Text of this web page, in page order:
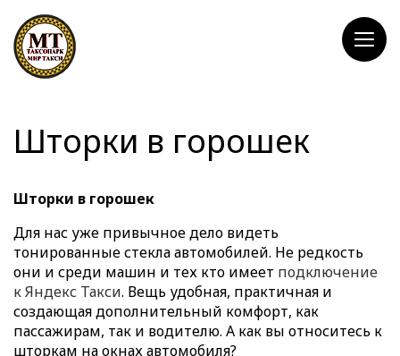
Шторки в горошек
Шторки в горошек
Для нас уже привычное дело видеть
тонированные стекла автомобилей. Не редкость
они и среди машин и тех кто имеет подключение
к Яндекс Такси. Вещь удобная, практичная и
создающая дополнительный комфорт, как
пассажирам, так и водителю. А как вы относитесь к
шторкам на окнах автомобиля?